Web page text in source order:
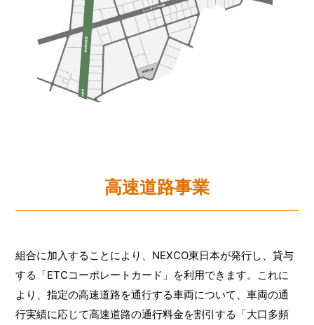
高速道路事業
組合に加入することにより、NEXCO東日本が発行し、貸与
する「ETCコーポレートカード」を利用できます。これに
より、指定の高速道路を通行する車両について、車両の通
行実績に応じて高速道路の通行料金を割引する「大口多頻